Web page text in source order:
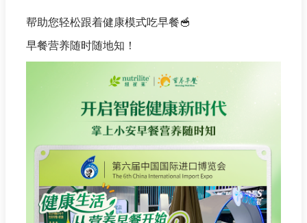
帮助您轻松跟着健康模式吃早餐🥣
早餐营养随时随地知！